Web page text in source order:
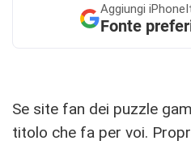
Aggiungi
Fonte
Se site fan dei puzzle
titolo che fa per voi.